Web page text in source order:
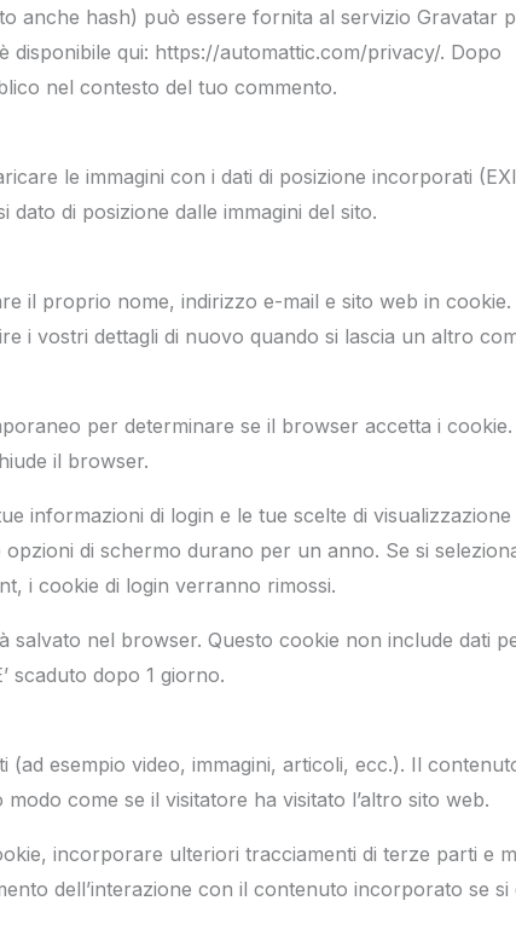
anche hash) può essere fornita al servizio Gravatar
disponibile qui: https://automattic.com/privacy/. Dopo
nel contesto del tuo commento.
le immagini con i dati di posizione incorporati
di posizione dalle immagini del sito.
il proprio nome, indirizzo e-mail e sito web in cookie.
i vostri dettagli di nuovo quando si lascia un altro
per determinare se il browser accetta i cookie.
il browser.
informazioni di login e le tue scelte di visualizzazione
di schermo durano per un anno. Se si
i cookie di login verranno rimossi.
nel browser. Questo cookie non include dati
scaduto dopo 1 giorno.
esempio video, immagini, articoli, ecc.). Il
come se il visitatore ha visitato l’altro sito web.
incorporare ulteriori tracciamenti di terze parti e
dell’interazione con il contenuto incorporato se si